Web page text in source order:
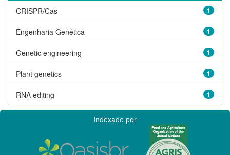
1
CRISPR/Cas
1
Engenharia Genética
1
Genetic engineering
1
Plant genetics
1
RNA editing
Indexado por